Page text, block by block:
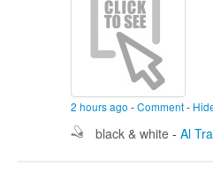
2 hours ago -Comment-
black & white - Al